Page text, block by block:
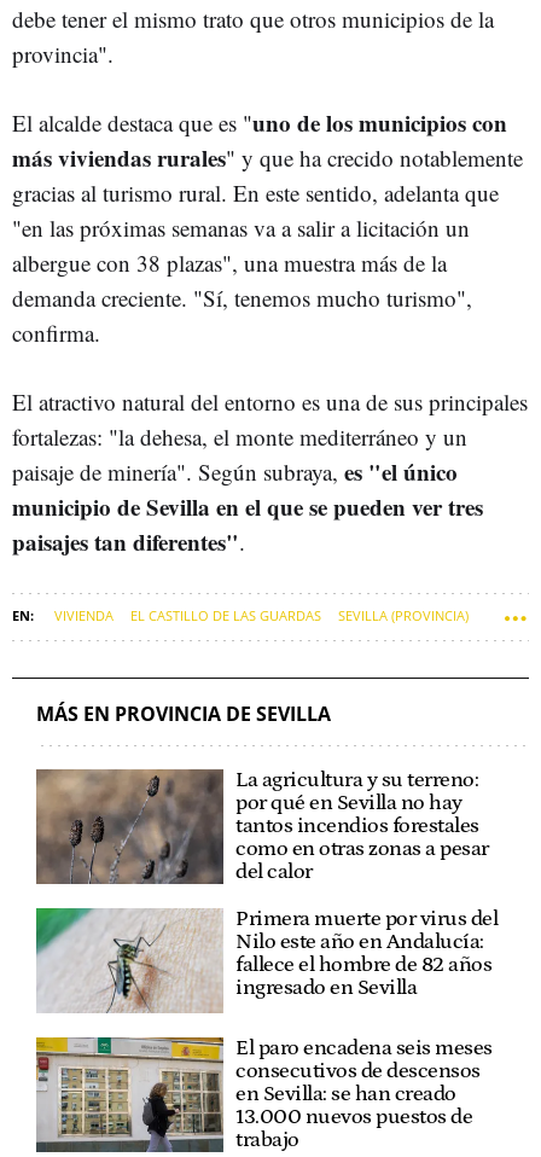
debe tener el mismo trato que otros municipios de la
provincia".
El alcalde destaca que es "uno de los municipios con
más viviendas rurales" y que ha crecido notablemente
gracias al turismo rural. En este sentido, adelanta que
"en las próximas semanas va a salir a licitación un
albergue con 38 plazas", una muestra más de la
demanda creciente. "Sí, tenemos mucho turismo",
confirma.
El atractivo natural del entorno es una de sus principales
fortalezas: "la dehesa, el monte mediterráneo y un
paisaje de minería". Según subraya, es "el único
municipio de Sevilla en el que se pueden ver tres
paisajes tan diferentes".
VIVIENDA EL CASTILLO DE LAS GUARDAS SEVILLA (PROVINCIA)
MÁS EN PROVINCIA DE SEVILLA
La agricultura y su terreno:
por qué en Sevilla no hay
tantos incendios forestales
como en otras zonas a pesar
del calor
Primera muerte por virus del
Nilo este año en Andalucía:
fallece el hombre de 82 años
ingresado en Sevilla
El paro encadena seis meses
consecutivos de descensos
en Sevilla: se han creado
13.000 nuevos puestos de
trabajo